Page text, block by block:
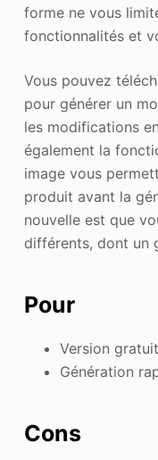
forme ne vous
fonctionnalités et
Vous pouvez
pour générer un
les modifications
également la
image vous
produit avant la
nouvelle est que
différents, dont un
Pour
Version
Génération
Cons